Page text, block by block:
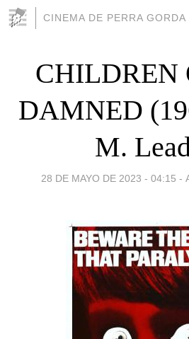
CINEMA DE PERRA GORDA
CHILDREN
DAMNED
M.
28 DE MAYO DE 2023 - 04:15 -